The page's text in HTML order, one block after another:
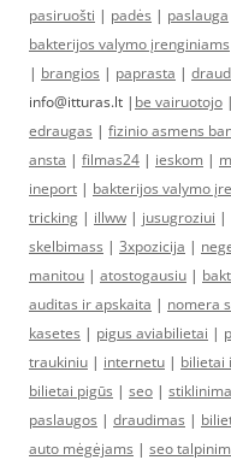
pasiruošti | padės | paslauga
bakterijos valymo įrenginiams
| brangios | paprasta |
info@itturas.lt | be vairuotojo |
edraugas | fizinio asmens
ansta | filmas24 | ieskom |
ineport | bakterijos valymo
tricking | illww | jusugroziui |
skelbimass | 3xpozicija |
manitou | atostogausiu |
auditas ir apskaita | nomera
kasetes | pigus aviabilietai |
traukiniu | internetu | bilietai
bilietai pigūs | seo |
paslaugos | draudimas |
auto mėgėjams | seo